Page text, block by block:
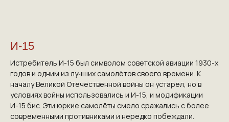
И-15
Истребитель И-15 был символом советской авиации 1930-х
годов и одним из лучших самолётов своего времени. К
началу Великой Отечественной войны он устарел, но в
условиях войны использовались и И-15, и модификации
И-15 бис. Эти юркие самолёты смело сражались с более
современными противниками и нередко побеждали.